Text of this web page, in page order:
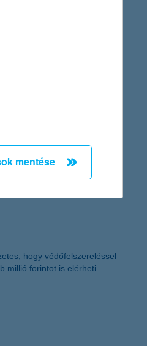
hogy védőfelszereléssel
millió forintot is elérheti.
mentése